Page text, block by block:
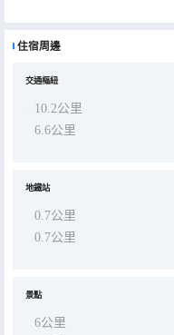
住宿周邊
交通樞紐
10.2公里
6.6公里
地鐵站
0.7公里
0.7公里
景點
6公里